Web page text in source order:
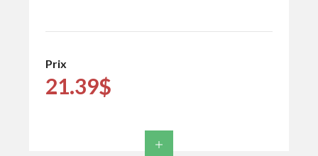
Prix
21.39$